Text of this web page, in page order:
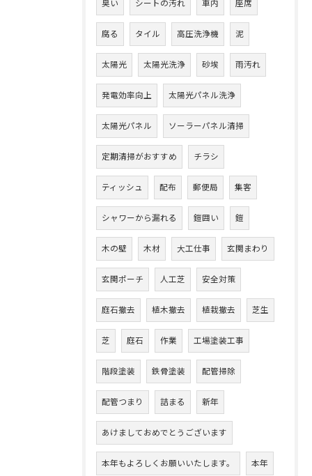
臭い シートの汚れ 車内 座席
腐る タイル 高圧洗浄機 泥
太陽光 太陽光洗浄 砂埃 雨汚れ
発電効率向上 太陽光パネル洗浄
太陽光パネル ソーラーパネル清掃
定期清掃がおすすめ チラシ
ティッシュ 配布 郵便局 集客
シャワーから漏れる 鎧囲い 鎧
木の壁 木材 大工仕事 玄関まわり
玄関ポーチ 人工芝 安全対策
庭石撤去 植木撤去 植栽撤去 芝生
芝 庭石 作業 工場塗装工事
階段塗装 鉄骨塗装 配管掃除
配管つまり 詰まる 新年
あけましておめでとうございます
本年もよろしくお願いいたします。 本年